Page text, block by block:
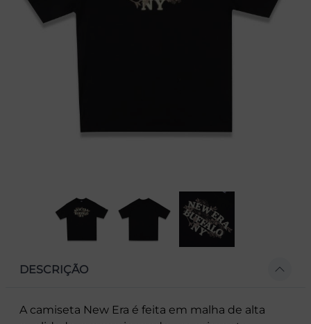
DESCRIÇÃO
A camiseta New Era é feita em malha de alta